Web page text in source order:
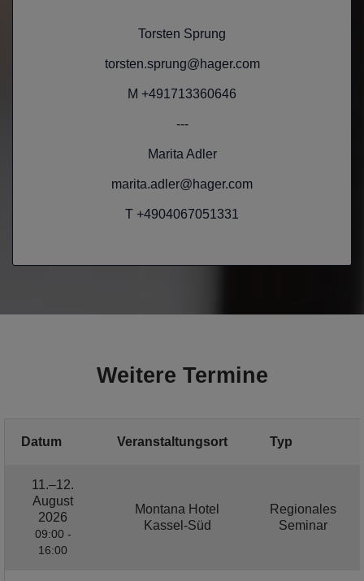
Torsten Sprung
torsten.sprung@hager.com
M +491713360646
---
Marita Adler
marita.adler@hager.com
T +4904067051331
Weitere Termine
Datum Veranstaltungsort Typ
11.–12.
August
2026
09:00 -
16:00
Montana Hotel
Kassel-Süd
Regionales
Seminar